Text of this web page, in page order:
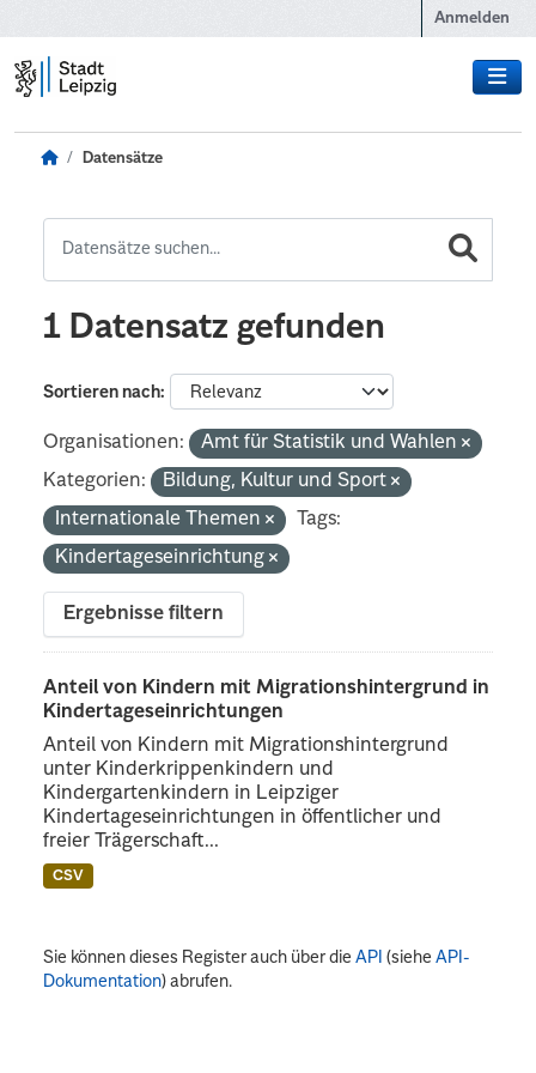
Anmelden
Datensätze
1 Datensatz gefunden
Sortieren nach
Organisationen:
Amt für Statistik und Wahlen
Kategorien:
Bildung, Kultur und Sport
Internationale Themen
Tags:
Kindertageseinrichtung
Ergebnisse filtern
Anteil von Kindern mit Migrationshintergrund in
Kindertageseinrichtungen
Anteil von Kindern mit Migrationshintergrund
unter Kinderkrippenkindern und
Kindergartenkindern in Leipziger
Kindertageseinrichtungen in öffentlicher und
freier Trägerschaft...
CSV
Sie können dieses Register auch über dieAPI (sieheAPI-
Dokumentation) abrufen.